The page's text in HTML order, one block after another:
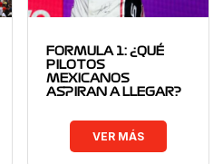
FORMULA 1: ¿QUÉ
PILOTOS
MEXICANOS
ASPIRAN A LLEGAR?
VER MÁS